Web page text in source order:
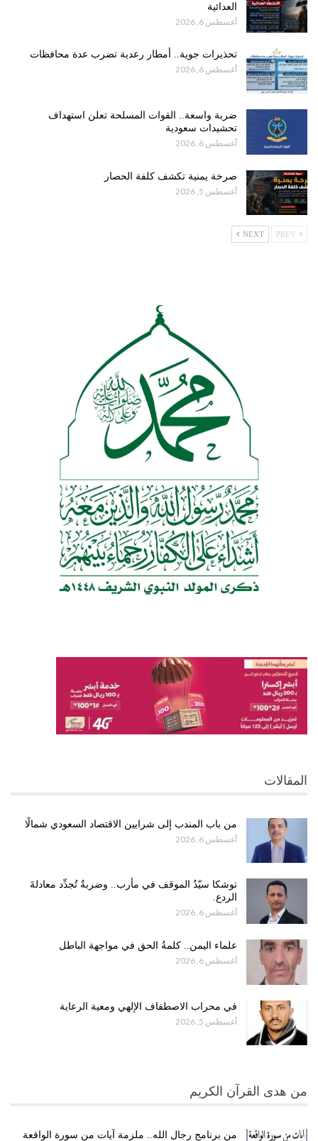
العدائية
أغسطس 6, 2026
تحذيرات جوية.. أمطار رعدية تضرب عدة محافظات
أغسطس 6, 2026
ضربة واسعة.. القوات المسلحة تعلن استهداف
تحشيدات سعودية
أغسطس 6, 2026
صرخة يمنية تكشف كلفة الحصار
أغسطس 5, 2026
NEXT
المقالات
من باب المندب إلى شرايين الاقتصاد السعودي شمالًا
أغسطس 6, 2026
توشكا سيّدُ الموقف في مأرب.. وضربةٌ تُجدِّد معادلةَ
الردع.
أغسطس 6, 2026
علماء اليمن.. كلمةُ الحق في مواجهة الباطل
أغسطس 6, 2026
في محراب الاصطفاف الإلهي ومعية الرعاية
أغسطس 5, 2026
من هدى القرآن الكريم
من برنامج رجال الله.. ملزمة آيات من سورة الواقعة